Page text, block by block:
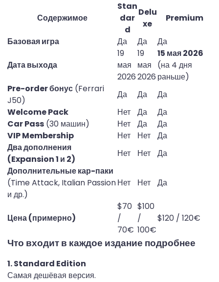
Содержимое
Stan
dar
d
Delu
xe
Premium
Базовая игра Да Да Да
Дата выхода
19
мая
2026
19
мая
2026
15 мая 2026
(на 4 дня
раньше)
Pre-order бонус (Ferrari
J50)
Да Да
Да
Welcome Pack
Нет Да
Да
Car Pass (30 машин) Нет Да
Да
VIP Membership
Нет Нет
Да
Два дополнения
(Expansion 1 и 2)
Нет Нет
Да
Дополнительные кар-паки
(Time Attack, Italian Passion
и др.)
Нет Нет Да
Цена (примерно)
$70
/
70€
$100
/
100€
$120 / 120€
Что входит в каждое издание подробнее
1. Standard Edition
Самая дешёвая версия.